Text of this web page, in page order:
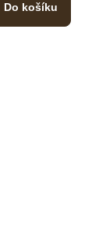
Do košíku